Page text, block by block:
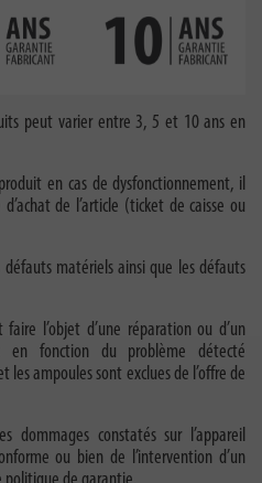
peut varier entre 3, 5 et 10 ans en
en cas de dysfonctionnement, il
de l’article (ticket de caisse ou
matériels ainsi que les défauts
l’objet d’une réparation ou d’un
en fonction du problème détecté
ampoules sont exclues de l’offre de
constatés sur l’appareil
ou bien de l’intervention d’un